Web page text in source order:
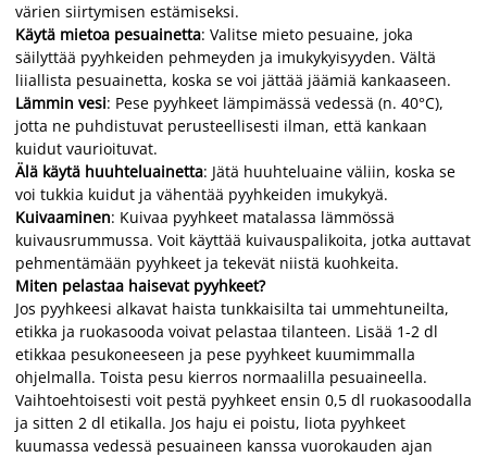
värien siirtymisen estämiseksi.
Käytä mietoa pesuainetta: Valitse mieto pesuaine, joka
säilyttää pyyhkeiden pehmeyden ja imukykyisyyden. Vältä
liiallista pesuainetta, koska se voi jättää jäämiä kankaaseen.
Lämmin vesi: Pese pyyhkeet lämpimässä vedessä (n. 40°C),
jotta ne puhdistuvat perusteellisesti ilman, että kankaan
kuidut vaurioituvat.
Älä käytä huuhteluainetta: Jätä huuhteluaine väliin, koska se
voi tukkia kuidut ja vähentää pyyhkeiden imukykyä.
Kuivaaminen: Kuivaa pyyhkeet matalassa lämmössä
kuivausrummussa. Voit käyttää kuivauspalikoita, jotka auttavat
pehmentämään pyyhkeet ja tekevät niistä kuohkeita.
Miten pelastaa haisevat pyyhkeet?
Jos pyyhkeesi alkavat haista tunkkaisilta tai ummehtuneilta,
etikka ja ruokasooda voivat pelastaa tilanteen. Lisää 1-2 dl
etikkaa pesukoneeseen ja pese pyyhkeet kuumimmalla
ohjelmalla. Toista pesu kierros normaalilla pesuaineella.
Vaihtoehtoisesti voit pestä pyyhkeet ensin 0,5 dl ruokasoodalla
ja sitten 2 dl etikalla. Jos haju ei poistu, liota pyyhkeet
kuumassa vedessä pesuaineen kanssa vuorokauden ajan